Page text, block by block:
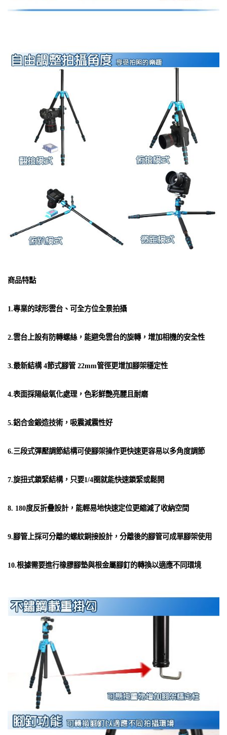
商品特點
1.專業的球形雲台、可全方位全景拍攝
2.雲台上設有防轉螺絲，能避免雲台的旋轉，增加相機的安全性
3.最新結構 4節式腳管 22mm管徑更增加腳架穩定性
4.表面採陽級氧化處理，色彩鮮艷亮麗且耐磨
5.鋁合金鍛造技術，吸震減震性好
6.三段式彈壓調節結構可使腳架操作更快速更容易以多角度調節
7.旋扭式鎖緊結構，只要1/4圈就能快速鎖緊或鬆開
8. 180度反折疊設計，能輕易地快速定位更縮減了收納空間
9.腳管上採可分離的螺紋銅接設計，分離後的腳管可成單腳架使用
10.根據需要進行橡膠腳墊與根金屬腳釘的轉換以適應不同環境